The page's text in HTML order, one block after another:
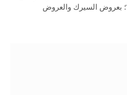
بعروض السيرك والعروض